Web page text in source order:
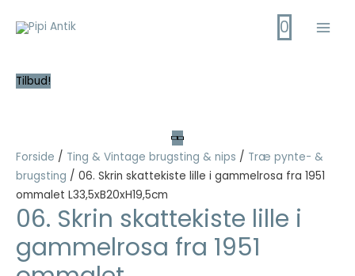
0
Tilbud!
Forside / Ting & Vintage brugsting & nips / Træ pynte- &
brugsting / 06. Skrin skattekiste lille i gammelrosa fra 1951
ommalet L33,5xB20xH19,5cm
06. Skrin skattekiste lille i
gammelrosa fra 1951